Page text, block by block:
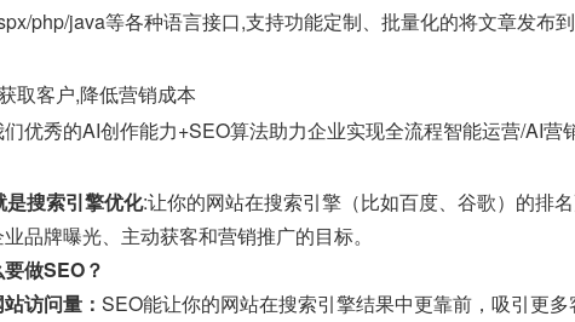
php/java等各种语言接口,支持功能定制、批量化的将文章发布
取客户,降低营销成本
优秀的AI创作能力+SEO算法助力企业实现全流程智能运营/AI营
是搜索引擎优化:让你的网站在搜索引擎（比如百度、谷歌）的排
品牌曝光、主动获客和营销推广的目标。
做SEO？
访问量： SEO能让你的网站在搜索引擎结果中更靠前，吸引更多